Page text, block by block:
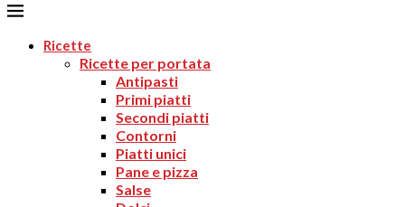
Ricette
Ricette per portata
Antipasti
Primi piatti
Secondi piatti
Contorni
Piatti unici
Pane e pizza
Salse